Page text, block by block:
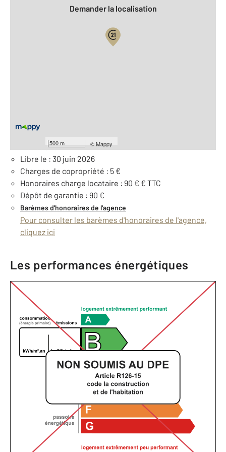
500 m ©Mappy
Demander la localisation
Loyer de base : 90 € par mois
mensuelle
Libre le : 30 juin 2026
Charges de copropriété : 5 €
Honoraires charge locataire : 90 € € TTC
Dépôt de garantie : 90 €
Barèmes d'honoraires de l'agence
Pour consulter les barèmes d'honoraires de l'agence,
cliquez ici
Les performances énergétiques